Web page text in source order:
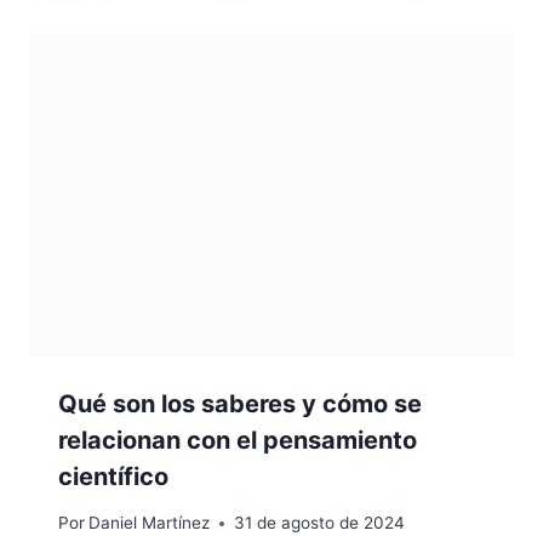
Qué son los saberes y cómo se
relacionan con el pensamiento
científico
Por Daniel Martínez 31 de agosto de 2024